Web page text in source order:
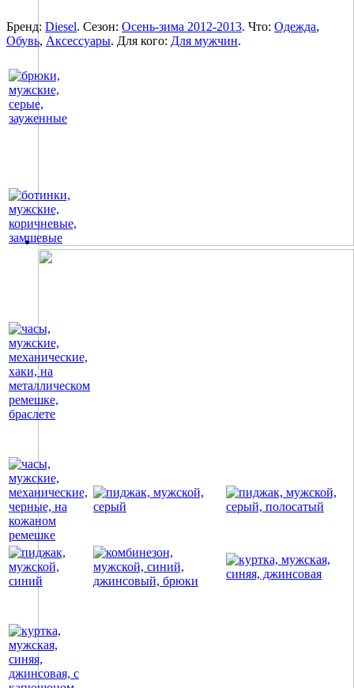
Бренд: Diesel. Сезон: Осень-зима 2012-2013. Что: Одежда,
Обувь, Аксессуары. Для кого: Для мужчин.